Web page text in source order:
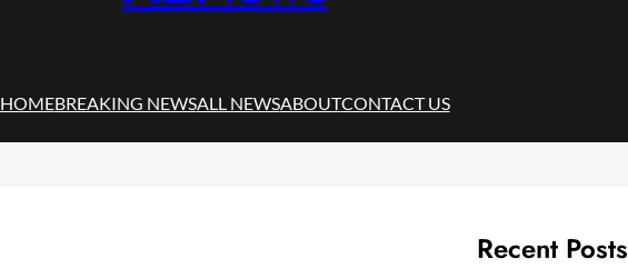
HOMEBREAKING NEWSALL NEWSABOUTCONTACT US
Recent Posts